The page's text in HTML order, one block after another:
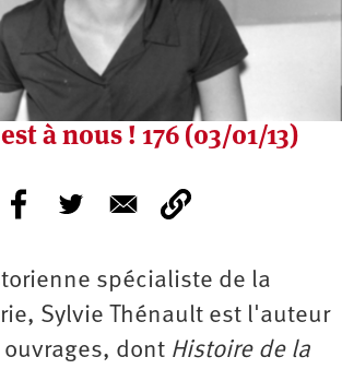
à nous ! 176 (03/01/13)
spécialiste de la
Sylvie Thénault est l'auteur
dont Histoire de la